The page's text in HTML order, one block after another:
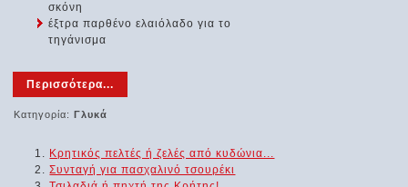
σκόνη
έξτρα παρθένο ελαιόλαδο για το
τηγάνισμα
Περισσότερα...
Κατηγορία: Γλυκά
Κρητικός πελτές ή ζελές από κυδώνια...
Συνταγή για πασχαλινό τσουρέκι